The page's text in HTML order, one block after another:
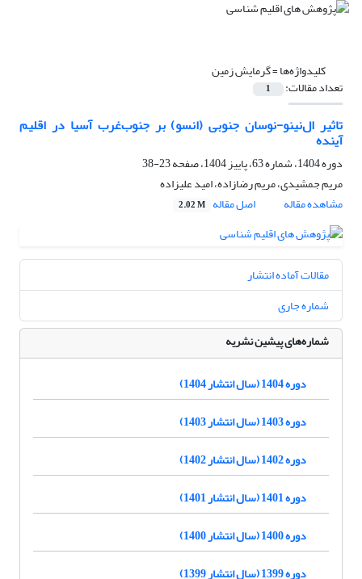
کلیدواژه‌ها =گرمایش زمین
تعداد مقالات: 1
تاثیر ال‌نینو-نوسان جنوبی (انسو) بر جنوب‌غرب آسیا در اقلیم
آینده
دوره 1404، شماره 63، پاییز 1404، صفحه
23-38
مریم جمشیدی، مریم رضازاده، امید علیزاده
مشاهده مقاله
اصل مقاله 2.02 M
مقالات آماده انتشار
شماره جاری
شماره‌های پیشین نشریه
دوره 1404 (سال انتشار 1404)
دوره 1403 (سال انتشار 1403)
دوره 1402 (سال انتشار 1402)
دوره 1401 (سال انتشار 1401)
دوره 1400 (سال انتشار 1400)
دوره 1399 (سال انتشار 1399)